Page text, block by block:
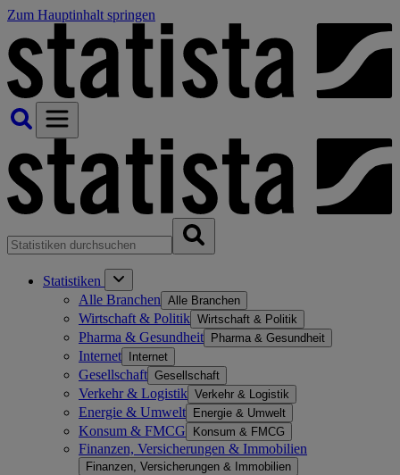
Zum Hauptinhalt springen
Statistiken
Alle Branchen Alle Branchen
Wirtschaft & Politik Wirtschaft & Politik
Pharma & Gesundheit Pharma & Gesundheit
Internet Internet
Gesellschaft Gesellschaft
Verkehr & Logistik Verkehr & Logistik
Energie & Umwelt Energie & Umwelt
Konsum & FMCG Konsum & FMCG
Finanzen, Versicherungen & Immobilien
Finanzen, Versicherungen & Immobilien